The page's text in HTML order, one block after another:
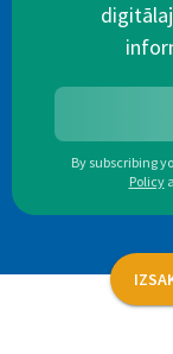
By subscribing
Policy